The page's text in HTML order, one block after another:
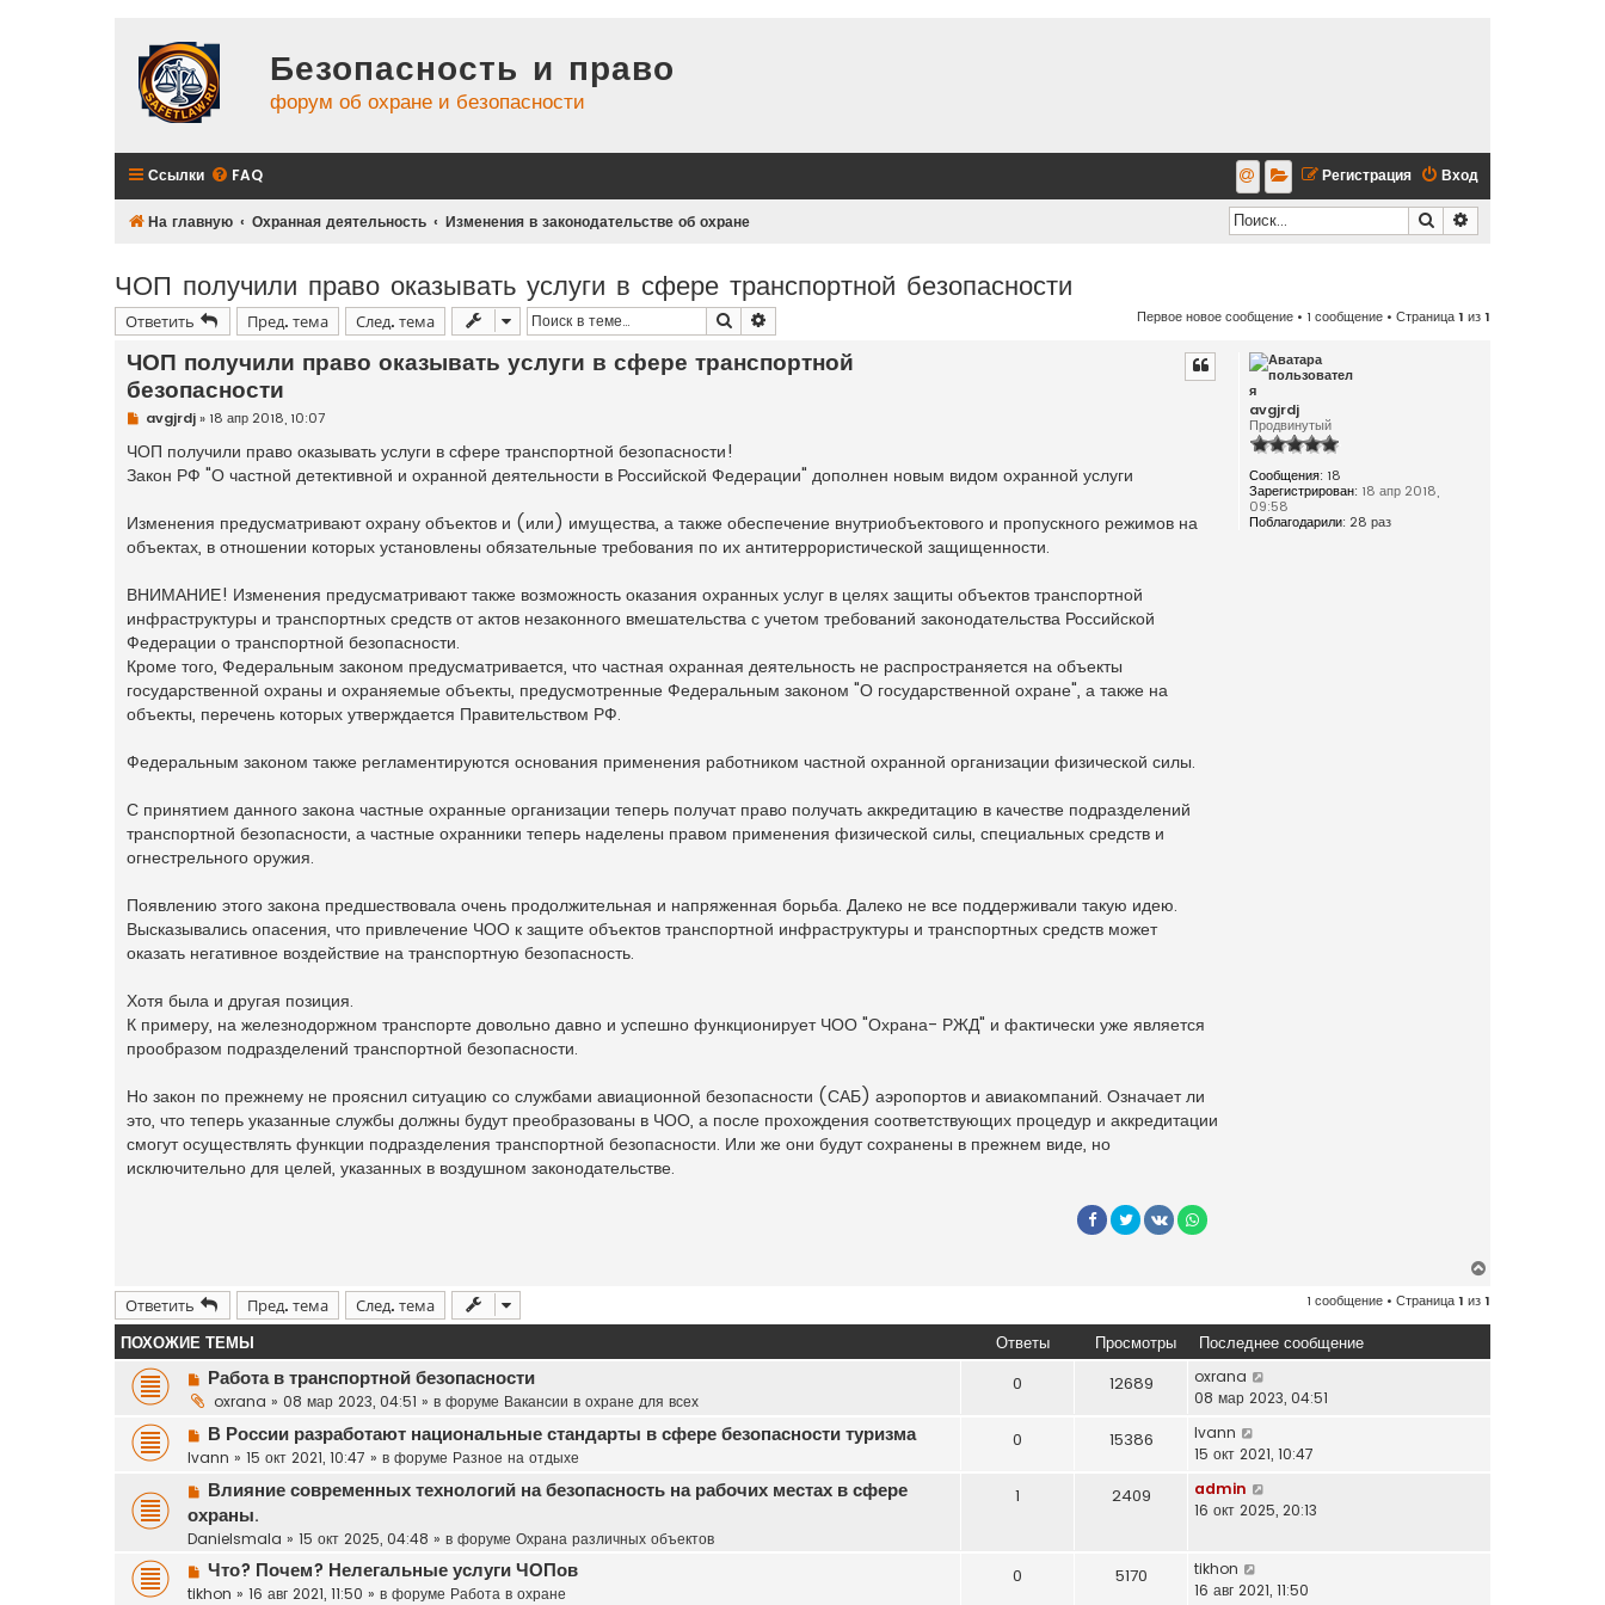
Безопасность и право
форум об охране и безопасности
Ссылки FAQ Вход
Регистрация
На главную Охранная деятельность Изменения в законодательстве об охране Поиск
ЧОП получили право оказывать услуги в сфере транспортной безопасности
Ответить Пред. тема След. тема Поиск Первое новое сообщение • 1 сообщение • Страница1 из1
avgjrdj
Продвинутый
Сообщения: 18
Зарегистрирован: 18 апр 2018,
09:58
Поблагодарили: 28 раз
ЧОП получили право оказывать услуги в сфере транспортной
безопасности
Н
п
р
о
т
а
н
о
е
с
о
б
е
н
и
avgjrdj» 18 апр 2018, 10:07
ЧОП получили право оказывать услуги в сфере транспортной безопасности!
Закон РФ "О частной детективной и охранной деятельности в Российской Федерации" дополнен новым видом охранной услуги
Изменения предусматривают охрану объектов и (или) имущества, а также обеспечение внутриобъектового и пропускного режимов на
объектах, в отношении которых установлены обязательные требования по их антитеррористической защищенности.
ВНИМАНИЕ! Изменения предусматривают также возможность оказания охранных услуг в целях защиты объектов транспортной
инфраструктуры и транспортных средств от актов незаконного вмешательства с учетом требований законодательства Российской
Федерации о транспортной безопасности.
Кроме того, Федеральным законом предусматривается, что частная охранная деятельность не распространяется на объекты
государственной охраны и охраняемые объекты, предусмотренные Федеральным законом "О государственной охране", а также на
объекты, перечень которых утверждается Правительством РФ.
Федеральным законом также регламентируются основания применения работником частной охранной организации физической силы.
С принятием данного закона частные охранные организации теперь получат право получать аккредитацию в качестве подразделений
транспортной безопасности, а частные охранники теперь наделены правом применения физической силы, специальных средств и
огнестрельного оружия.
Появлению этого закона предшествовала очень продолжительная и напряженная борьба. Далеко не все поддерживали такую идею.
Высказывались опасения, что привлечение ЧОО к защите объектов транспортной инфраструктуры и транспортных средств может
оказать негативное воздействие на транспортную безопасность.
Хотя была и другая позиция.
К примеру, на железнодоржном транспорте довольно давно и успешно функционирует ЧОО "Охрана- РЖД" и фактически уже является
прообразом подразделений транспортной безопасности.
Но закон по прежнему не прояснил ситуацию со службами авиационной безопасности (САБ) аэропортов и авиакомпаний. Означает ли
это, что теперь указанные службы должны будут преобразованы в ЧОО, а после прохождения соответствующих процедур и аккредитации
смогут осуществлять функции подразделения транспортной безопасности. Или же они будут сохранены в прежнем виде, но
исключительно для целей, указанных в воздушном законодательстве.
Ответить Пред. тема След. тема 1 сообщение • Страница1 из1
ПОХОЖИЕ ТЕМЫ Ответы Просмотры Последнее сообщение
Н
о
о
е
о
б
щ
е
Работа в транспортной безопасности
oxrana » 08 мар 2023, 04:51 » в форуме Вакансии в охране для всех
0 12689
oxrana
08 мар 2023, 04:51
Н
о
о
е
с
о
В России разработают национальные стандарты в сфере безопасности туризма
Ivann » 15 окт 2021, 10:47 » в форуме Разное на отдыхе
0 15386
Ivann
15 окт 2021, 10:47
Н
о
е
с
Влияние современных технологий на безопасность на рабочих местах в сфере
охраны.
Danielsmala » 15 окт 2025, 04:48 » в форуме Охрана различных объектов
1 2409
admin
16 окт 2025, 20:13
Н
о
Что? Почем? Нелегальные услуги ЧОПов
tikhon » 16 авг 2021, 11:50 » в форуме Работа в охране
0 5170
tikhon
16 авг 2021, 11:50